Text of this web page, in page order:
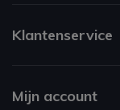
Klantenservice
Mijn account